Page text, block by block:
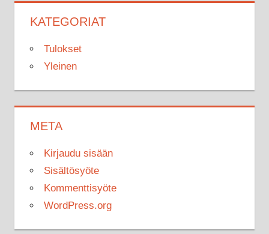
KATEGORIAT
Tulokset
Yleinen
META
Kirjaudu sisään
Sisältösyöte
Kommenttisyöte
WordPress.org